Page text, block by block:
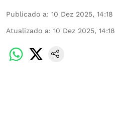
Publicado a: 10 Dez 2025, 14:18
Atualizado a: 10 Dez 2025, 14:18